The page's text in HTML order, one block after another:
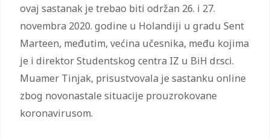
ovaj sastanak je trebao biti održan 26. i 27.
novembra 2020. godine u Holandiji u gradu Sent
Marteen, međutim, većina učesnika, među kojima
je i direktor Studentskog centra IZ u BiH dr.sci.
Muamer Tinjak, prisustvovala je sastanku online
zbog novonastale situacije prouzrokovane
koronavirusom.